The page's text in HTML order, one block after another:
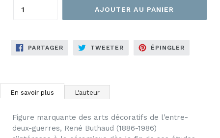
AJOUTER AU PANIER
PARTAGERPARTAGERTWEETER TWEETERÉPINGLER
En savoir plus L'auteur
Figure marquante des arts décoratifs de l’entre-
deux-guerres, René Buthaud (1886-1986)